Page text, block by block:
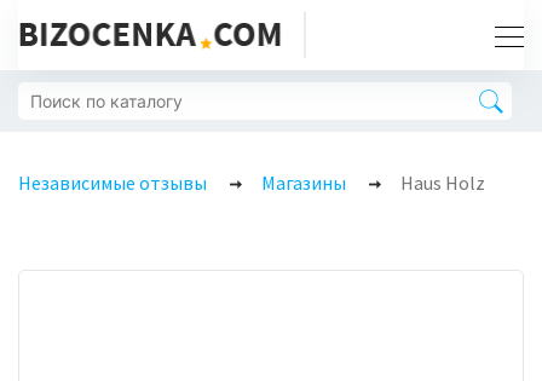
Независимые отзывы Магазины Haus Holz